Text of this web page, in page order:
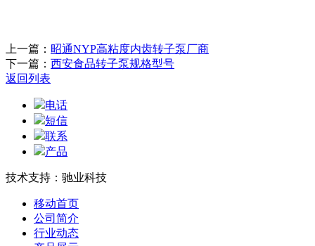
上一篇： 昭通NYP高粘度内齿转子泵厂商
下一篇： 西安食品转子泵规格型号
返回列表
电话
短信
联系
产品
技术支持：驰业科技
移动首页
公司简介
行业动态